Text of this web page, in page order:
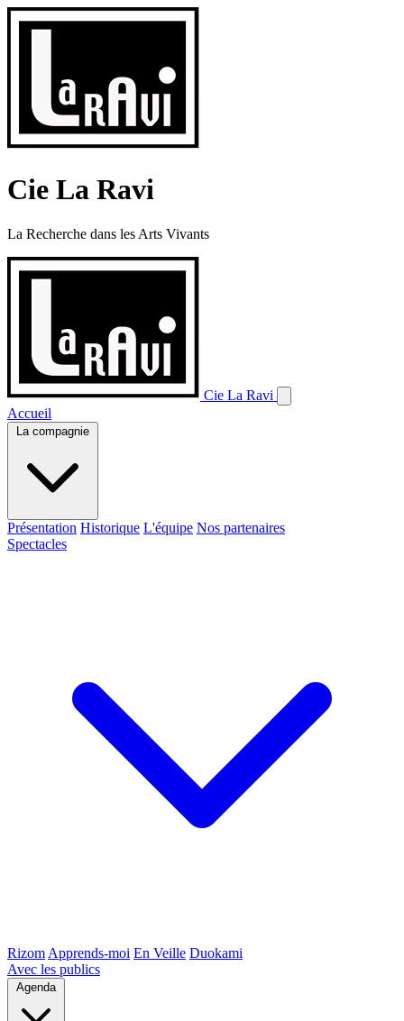
Cie La Ravi
La Recherche dans les Arts Vivants
Cie La Ravi
Accueil
La compagnie
Présentation Historique L'équipe Nos partenaires
Spectacles
Rizom Apprends-moi En Veille Duokami
Avec les publics
Agenda